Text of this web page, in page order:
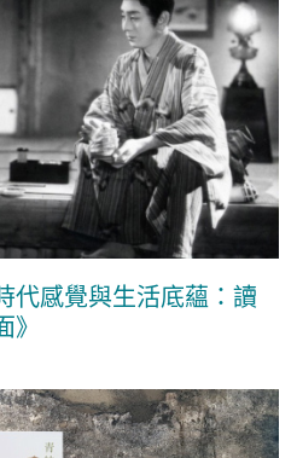
代感覺與生活底蘊：讀